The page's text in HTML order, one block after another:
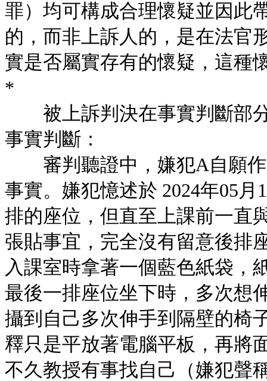
罪）均可構成合理懷疑並因此
的，而非上訴人的，是在法官
實是否屬實存有的懷疑，這種
*
被上訴判決在事實判斷部
事實判斷：
審判聽證中，嫌犯A自願作
事實。嫌犯憶述於 2024年05
排的座位，但直至上課前一直
張貼事宜，完全沒有留意後排
入課室時拿著一個藍色紙袋，
最後一排座位坐下時，多次想
攝到自己多次伸手到隔壁的椅
釋只是平放著電腦平板，再將
不久教授有事找自己（嫌犯聲